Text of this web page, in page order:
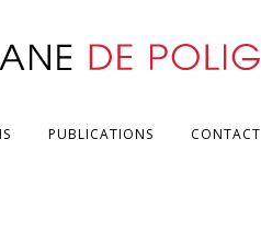
PUBLICATIONS CONTACT